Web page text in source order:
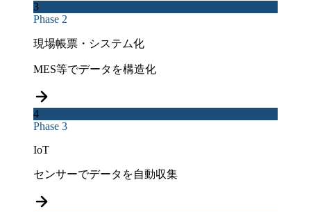
3
Phase 2
現場帳票・システム化
MES等でデータを構造化
4
Phase 3
IoT
センサーでデータを自動収集